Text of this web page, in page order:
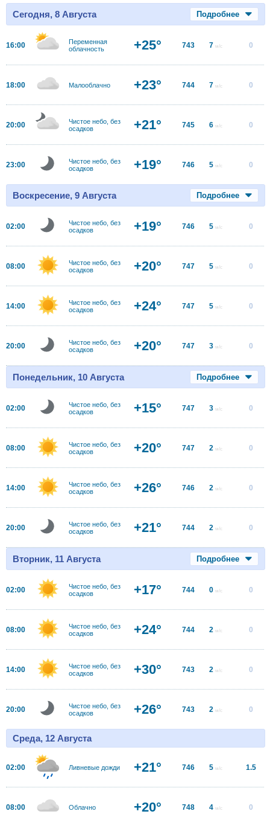
Сегодня, 8 Августа Подробнее
16:00
Переменная
облачность
+25° 743 7 м/с 0
18:00 Малооблачно +23° 744 7 м/с 0
20:00
Чистое небо, без
осадков
+21° 745 6 м/с 0
23:00
Чистое небо, без
осадков
+19° 746 5 м/с 0
Воскресение, 9 Августа Подробнее
02:00
Чистое небо, без
осадков
+19° 746 5 м/с 0
08:00
Чистое небо, без
осадков
+20° 747 5 м/с 0
14:00
Чистое небо, без
осадков
+24° 747 5 м/с 0
20:00
Чистое небо, без
осадков
+20° 747 3 м/с 0
Понедельник, 10 Августа Подробнее
02:00
Чистое небо, без
осадков
+15° 747 3 м/с 0
08:00
Чистое небо, без
осадков
+20° 747 2 м/с 0
14:00
Чистое небо, без
осадков
+26° 746 2 м/с 0
20:00
Чистое небо, без
осадков
+21° 744 2 м/с 0
Вторник, 11 Августа Подробнее
02:00
Чистое небо, без
осадков
+17° 744 0 м/с 0
08:00
Чистое небо, без
осадков
+24° 744 2 м/с 0
14:00
Чистое небо, без
осадков
+30° 743 2 м/с 0
20:00
Чистое небо, без
осадков
+26° 743 2 м/с 0
Среда, 12 Августа
02:00 Ливневые дожди +21° 746 5 м/с 1.5
08:00 Облачно +20° 748 4 м/с 0